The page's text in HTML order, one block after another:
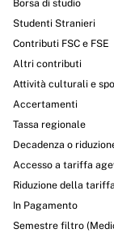
Interventi
Altri contenuti
Borsa di studio
Studenti Stranieri
Contributi FSC e FSE
Altri contributi
Attività culturali e
Accertamenti
Tassa regionale
Decadenza o
Accesso a tariffa
Riduzione della
In Pagamento
Semestre filtro